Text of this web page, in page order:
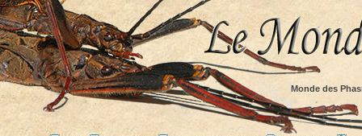
Monde des